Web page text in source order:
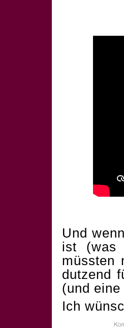
Und
ist (was
müssten
dutzend
(und
Ich